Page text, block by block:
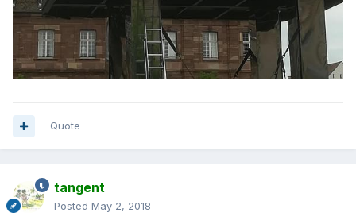
Quote
tangent
Posted May 2, 2018